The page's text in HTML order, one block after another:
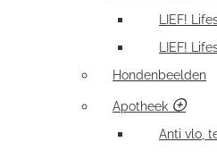
LIEF!
LIEF!
Hondenbeelden
Apotheek
Anti vlo,